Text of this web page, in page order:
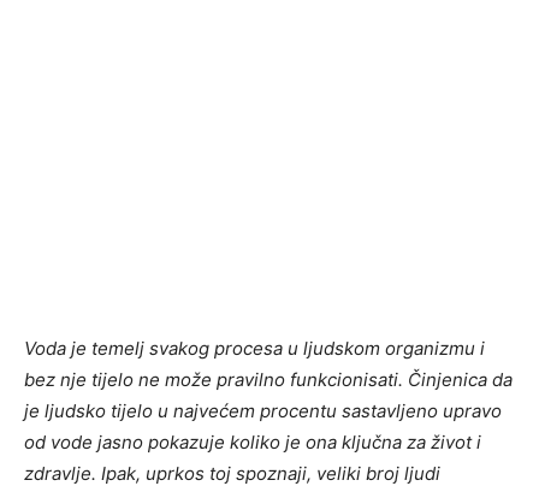
Voda je temelj svakog procesa u ljudskom organizmu i
bez nje tijelo ne može pravilno funkcionisati. Činjenica da
je ljudsko tijelo u najvećem procentu sastavljeno upravo
od vode jasno pokazuje koliko je ona ključna za život i
zdravlje. Ipak, uprkos toj spoznaji, veliki broj ljudi